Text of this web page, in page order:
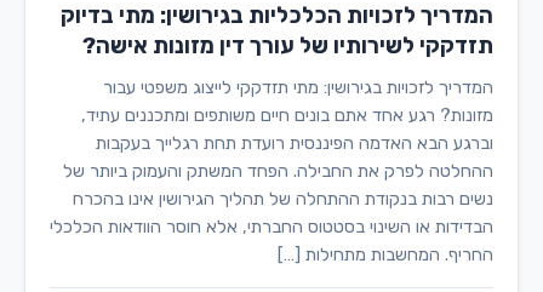
המדריך לזכויות הכלכליות בגירושין: מתי בדיוק
תזדקקי לשירותיו של עורך דין מזונות אישה?
המדריך לזכויות בגירושין: מתי תזדקקי לייצוג משפטי עבור
מזונות? רגע אחד אתם בונים חיים משותפים ומתכננים עתיד,
וברגע הבא האדמה הפיננסית רועדת תחת רגלייך בעקבות
ההחלטה לפרק את החבילה. הפחד המשתק והעמוק ביותר של
נשים רבות בנקודת ההתחלה של תהליך הגירושין אינו בהכרח
הבדידות או השינוי בסטטוס החברתי, אלא חוסר הוודאות הכלכלי
החריף. המחשבות מתחילות […]